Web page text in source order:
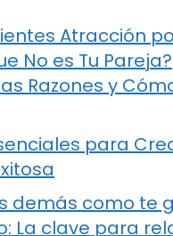
Atracción
No es Tu Pareja?
Razones y
para
demás como te
La clave para